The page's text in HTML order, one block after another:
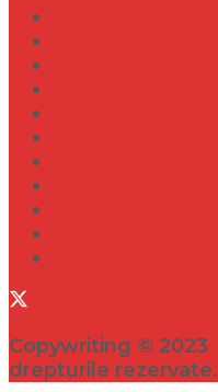
Copywriting © 2023
drepturile rezervate.